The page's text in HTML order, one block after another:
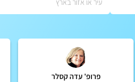
פרופ' עדה קסלר